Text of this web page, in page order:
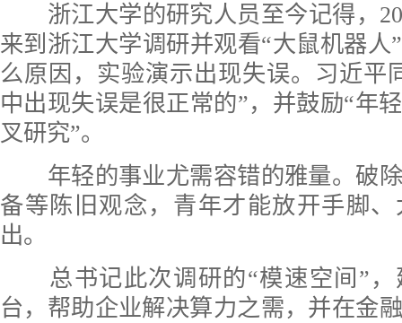
浙江大学的研究人员至今记得，
来到浙江大学调研并观看“大鼠机器人
么原因，实验演示出现失误。习近平
中出现失误是很正常的”，并鼓励“年
叉研究”。
年轻的事业尤需容错的雅量。破除
备等陈旧观念，青年才能放开手脚
出。
总书记此次调研的“模速空间”，
台，帮助企业解决算力之需，并在金